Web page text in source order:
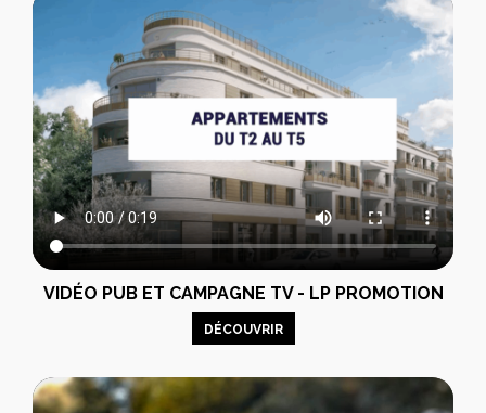
VIDÉO PUB ET CAMPAGNE TV - LP PROMOTION
DÉCOUVRIR